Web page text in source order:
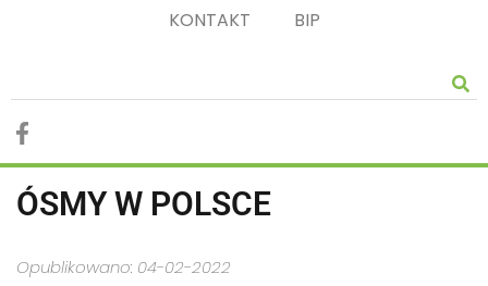
KONTAKT
BIP
ÓSMY W POLSCE
Opublikowano: 04-02-2022